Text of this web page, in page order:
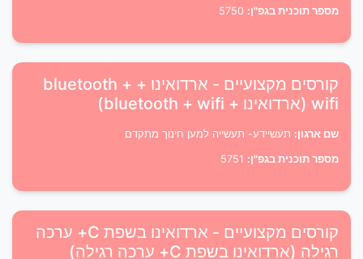
מספר תוכנית בגפ"ן:
קורסים מקצועיים - ארדואינו + bluetooth +
wifi (ארדואינו + bluetooth + wifi)
שם ארגון: תעשיידע- תעשייה למען חינוך מתקדם
מספר תוכנית בגפ"ן:
קורסים מקצועיים - ארדואינו בשפת C+ ערכה
רגילה (ארדואינו בשפת C+ ערכה רגילה)